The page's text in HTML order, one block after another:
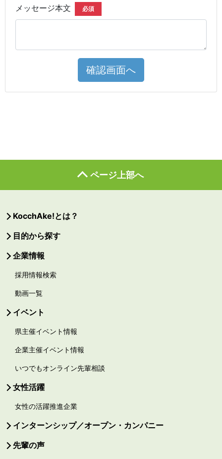
メッセージ本文 必須
確認画面へ
ページ上部へ
KocchAke!とは？
目的から探す
企業情報
採用情報検索
動画一覧
イベント
県主催イベント情報
企業主催イベント情報
いつでもオンライン先輩相談
女性活躍
女性の活躍推進企業
インターンシップ／オープン・カンパニー
先輩の声